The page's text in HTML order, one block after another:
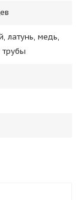
латунь, медь,
трубы